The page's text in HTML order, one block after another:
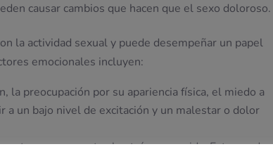
causar cambios que hacen que el sexo doloroso.
la actividad sexual y puede desempeñar un papel
emocionales incluyen:
la preocupación por su apariencia física, el miedo a
un bajo nivel de excitación y un malestar o dolor
en respuesta al estrés en su vida. Esto puede